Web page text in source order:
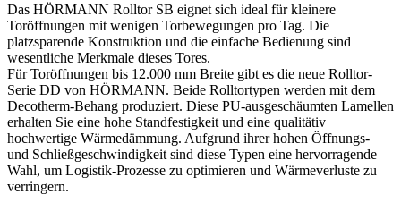
Das HÖRMANN Rolltor SB eignet sich ideal für kleinere
Toröffnungen mit wenigen Torbewegungen pro Tag. Die
platzsparende Konstruktion und die einfache Bedienung sind
wesentliche Merkmale dieses Tores.
Für Toröffnungen bis 12.000 mm Breite gibt es die neue Rolltor-
Serie DD von HÖRMANN. Beide Rolltortypen werden mit dem
Decotherm-Behang produziert. Diese PU-ausgeschäumten Lamellen
erhalten Sie eine hohe Standfestigkeit und eine qualitätiv
hochwertige Wärmedämmung. Aufgrund ihrer hohen Öffnungs-
und Schließgeschwindigkeit sind diese Typen eine hervorragende
Wahl, um Logistik-Prozesse zu optimieren und Wärmeverluste zu
verringern.